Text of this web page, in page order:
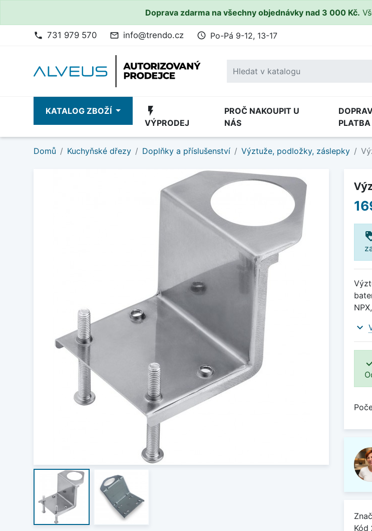
Doprava zdarma na všechny objednávky nad 3 000 Kč.
phone 731 979 570 mail_outline info@trendo.cz access_time Po-Pá 9-12, 13-17
KATALOG ZBOŽÍ flash_on
VÝPRODEJ
PROČ NAKOUPIT U
NÁS
PLATBA
Domů Kuchyňské dřezy Doplňky a příslušenství Výztuže, podložky, záslepky
expand_more
Kód